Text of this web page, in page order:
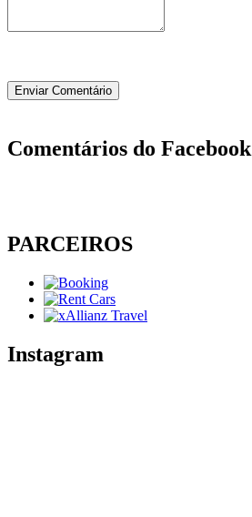
Comentários do Facebook
PARCEIROS
Instagram